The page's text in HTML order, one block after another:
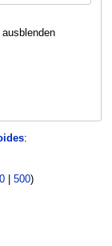
ausblenden
:
| 500)